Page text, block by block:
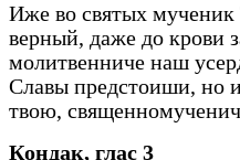
Иже во святых мученик
верный, даже до крови
молитвенниче наш
Славы предстоиши, но
твою,
Кондак, глас 3